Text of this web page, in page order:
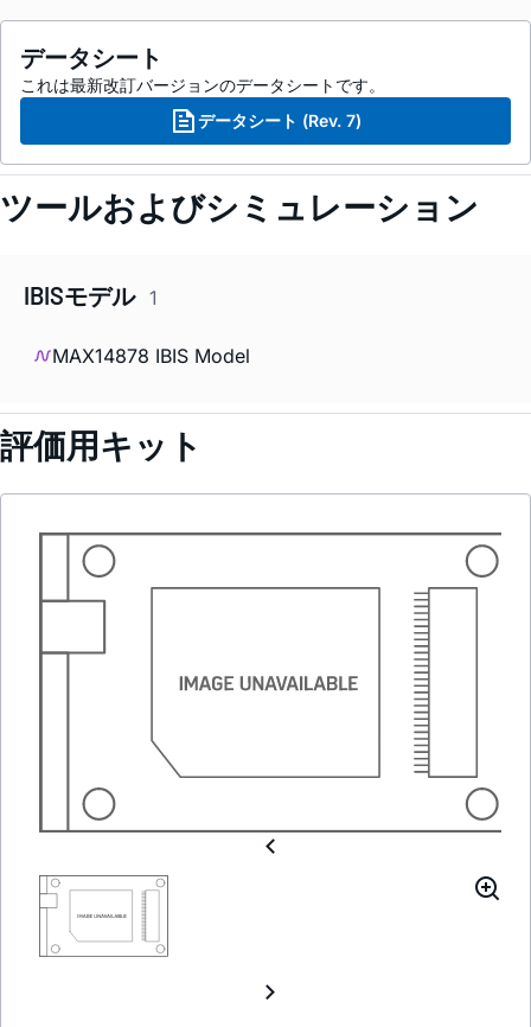
データシート
これは最新改訂バージョンのデータシートです。
データシート (Rev. 7)
ツールおよびシミュレーション
IBISモデル 1
MAX14878 IBIS Model
評価用キット